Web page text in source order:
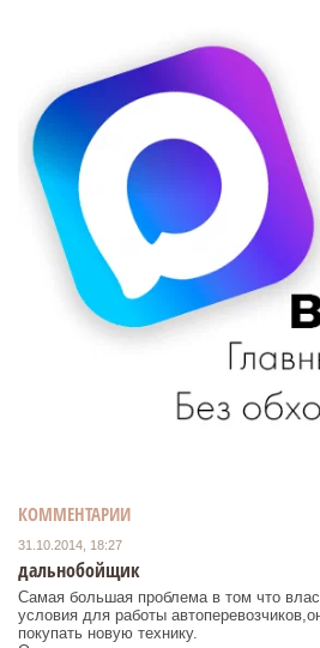
КОММЕНТАРИИ
31.10.2014, 18:27
дальнобойщик
Самая большая проблема в том что
условия для работы
покупать новую технику.